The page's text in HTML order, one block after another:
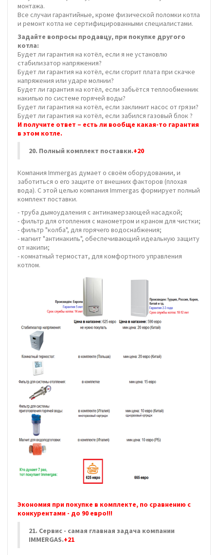
монтажа.
Все случаи гарантийные, кроме физической поломки котла
и ремонт котла не сертифицированными специалистами.
Задайте вопросы продавцу, при покупке другого
котла:
Будет ли гарантия на котёл, если я не установлю
стабилизатор напряжения?
Будет ли гарантия на котёл, если сгорит плата при скачке
напряжения или ударе молнии?
Будет ли гарантия на котёл, если забьётся теплообменник
накипью по системе горячей воды?
Будет ли гарантия на котёл, если заклинит насос от грязи?
Будет ли гарантия на котёл, если забился газовый блок ?
И получите ответ – есть ли вообще какая-то гарантия
в этом котле.
20. Полный комплект поставки.+20
Компания Immergas думает о своём оборудовании, и
заботиться о его защите от внешних факторов (плохая
вода). С этой целью компания Immergas формирует полный
комплект поставки.
- труба дымоудаления с антинамерзающей насадкой;
- фильтр для отопления с манометром и краном для чистки;
- фильтр "колба", для горячего водоснабжения;
- магнит "антинакипь", обеспечивающий идеальную защиту
от накипи;
- комнатный термостат, для комфортного управления
котлом.
Экономия при покупке в комплекте, по сравнению с
конкурентами - до 90 евро!!!
21. Сервис - самая главная задача компании
IMMERGAS.+21